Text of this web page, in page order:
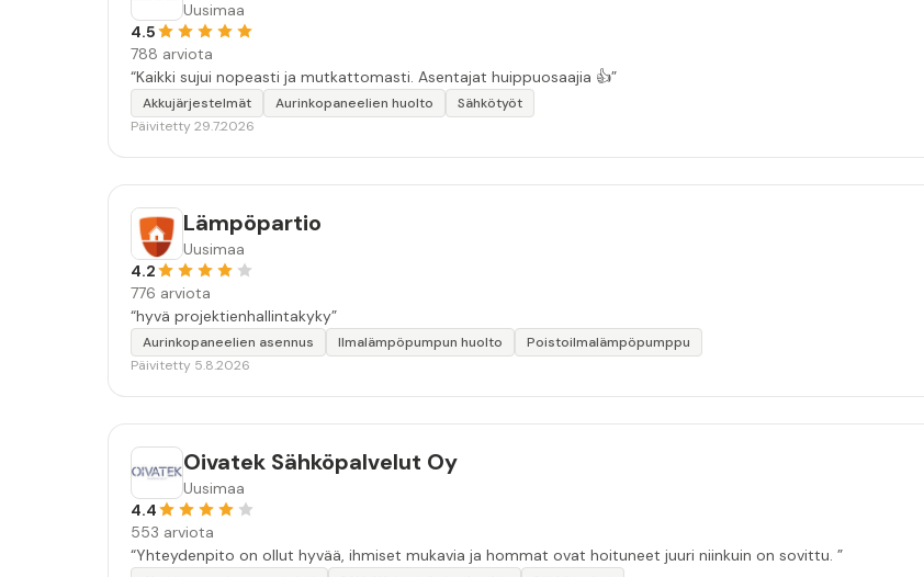
Uusimaa
4.5
788 arviota
“Kaikki sujui nopeasti ja mutkattomasti. Asentajat huippuosaajia 👍”
Akkujärjestelmät Aurinkopaneelien huolto
Sähkötyöt
Päivitetty 29.7.2026
Lämpöpartio
Uusimaa
4.2
776 arviota
“hyvä projektienhallintakyky”
Aurinkopaneelien asennus Ilmalämpöpumpun huolto
Poistoilmalämpöpumppu
Päivitetty 5.8.2026
Oivatek Sähköpalvelut Oy
Uusimaa
4.4
553 arviota
“Yhteydenpito on ollut hyvää, ihmiset mukavia ja hommat ovat hoituneet juuri niinkuin on sovittu. ”